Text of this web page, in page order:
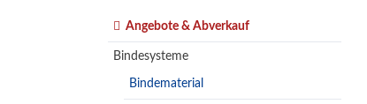
Angebote & Abverkauf
Bindesysteme
Bindematerial